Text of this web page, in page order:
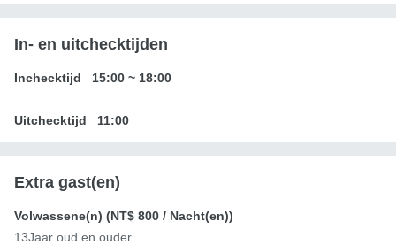
In- en uitchecktijden
Inchecktijd 15:00 ~ 18:00
Uitchecktijd 11:00
Extra gast(en)
Volwassene(n) (NT$ 800 / Nacht(en))
13Jaar oud en ouder